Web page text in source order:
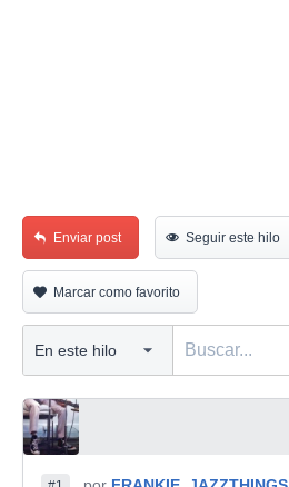
Enviar post Seguir este hilo
Marcar como favorito